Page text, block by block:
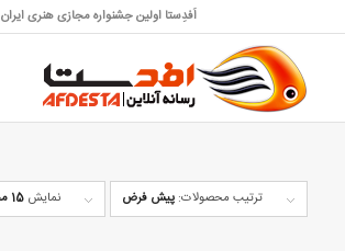
اَفدِستا اولین جشنواره مجازی هنری ایران
ترتیب محصولات: پیش فرض نمایش 15 محصول در هر صفحه